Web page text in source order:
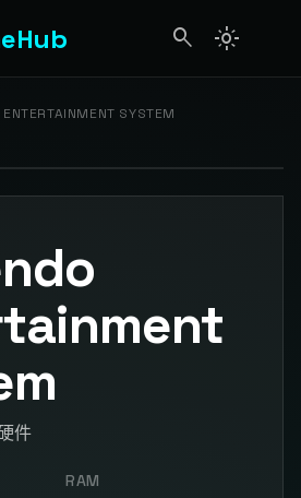
search light_mode
SYSTEM
件
RAM